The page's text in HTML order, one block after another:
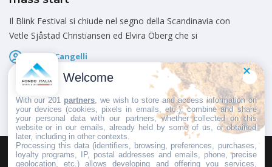
Il Blink Festival si chiude nel segno della Scandinavia con
Vetle Sjåstad Christiansen ed Elvira Öberg che si
Marco Cangelli
Pubblicato il
Welcome
With our 201 partners , we wish to store and access information on
your devices (cookies, pixels in emails, etc.), combine and share
your personal data with our partners, whether collected on this
website or in our emails, already held by some of us, or obtained
later, including in other contexts.
Processing this data (identifiers, browsing, preferences, purchases,
loyalty programs, IP, postal addresses and emails, phone, precise
geolocation, etc.) allows developing and offering you services,